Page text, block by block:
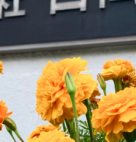
ち上げサービス
速安心サービス
テージコラボレーション
代表メッセージ 企業理念